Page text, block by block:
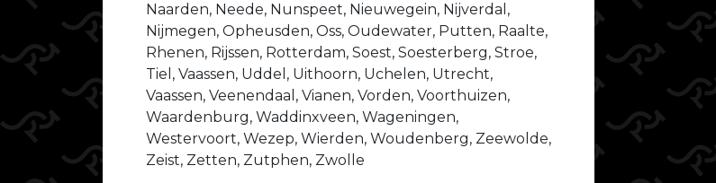
Naarden, Neede, Nunspeet, Nieuwegein, Nijverdal,
Nijmegen, Opheusden, Oss, Oudewater, Putten, Raalte,
Rhenen, Rijssen, Rotterdam, Soest, Soesterberg, Stroe,
Tiel, Vaassen, Uddel, Uithoorn, Uchelen, Utrecht,
Vaassen, Veenendaal, Vianen, Vorden, Voorthuizen,
Waardenburg, Waddinxveen, Wageningen,
Westervoort, Wezep, Wierden, Woudenberg, Zeewolde,
Zeist, Zetten, Zutphen, Zwolle